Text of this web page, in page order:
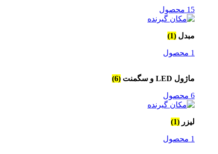
15 محصول
مبدل (1)
1 محصول
ماژول LED و سگمنت (6)
6 محصول
لیزر (1)
1 محصول